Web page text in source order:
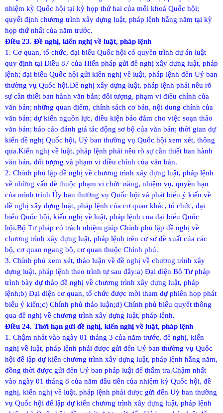
nhiệm kỳ Quốc hội tại kỳ họp thứ hai của mỗi khoá Quốc hội;
quyết định chương trình xây dựng luật, pháp lệnh hằng năm tại kỳ
họp thứ nhất của năm trước.
Điều 23. Đề nghị, kiến nghị về luật, pháp lệnh
1. Cơ quan, tổ chức, đại biểu Quốc hội có quyền trình dự án luật
quy định tại Điều 87 của Hiến pháp gửi đề nghị xây dựng luật, pháp
lệnh; đại biểu Quốc hội gửi kiến nghị về luật, pháp lệnh đến Uỷ ban
thường vụ Quốc hội.Đề nghị xây dựng luật, pháp lệnh phải nêu rõ
sự cần thiết ban hành văn bản; đối tượng, phạm vi điều chỉnh của
văn bản; những quan điểm, chính sách cơ bản, nội dung chính của
văn bản; dự kiến nguồn lực, điều kiện bảo đảm cho việc soạn thảo
văn bản; báo cáo đánh giá tác động sơ bộ của văn bản; thời gian dự
kiến đề nghị Quốc hội, Uỷ ban thường vụ Quốc hội xem xét, thông
qua.Kiến nghị về luật, pháp lệnh phải nêu rõ sự cần thiết ban hành
văn bản, đối tượng và phạm vi điều chỉnh của văn bản.
2. Chính phủ lập đề nghị về chương trình xây dựng luật, pháp lệnh
về những vấn đề thuộc phạm vi chức năng, nhiệm vụ, quyền hạn
của mình trình Ủy ban thường vụ Quốc hội và phát biểu ý kiến về
đề nghị xây dựng luật, pháp lệnh của cơ quan khác, tổ chức, đại
biểu Quốc hội, kiến nghị về luật, pháp lệnh của đại biểu Quốc
hội.Bộ Tư pháp có trách nhiệm giúp Chính phủ lập đề nghị về
chương trình xây dựng luật, pháp lệnh trên cơ sở đề xuất của các
bộ, cơ quan ngang bộ, cơ quan thuộc Chính phủ.
3. Chính phủ xem xét, thảo luận về đề nghị về chương trình xây
dựng luật, pháp lệnh theo trình tự sau đây:a) Đại diện Bộ Tư pháp
trình bày dự thảo đề nghị về chương trình xây dựng luật, pháp
lệnh;b) Đại diện cơ quan, tổ chức được mời tham dự phiên họp phát
biểu ý kiến;c) Chính phủ thảo luận;d) Chính phủ biểu quyết thông
qua đề nghị về chương trình xây dựng luật, pháp lệnh.
Điều 24. Thời hạn gửi đề nghị, kiến nghị về luật, pháp lệnh
1. Chậm nhất vào ngày 01 tháng 3 của năm trước, đề nghị, kiến
nghị về luật, pháp lệnh phải được gửi đến Uỷ ban thường vụ Quốc
hội để lập dự kiến chương trình xây dựng luật, pháp lệnh hằng năm,
đồng thời được gửi đến Uỷ ban pháp luật để thẩm tra.Chậm nhất
vào ngày 01 tháng 8 của năm đầu tiên của nhiệm kỳ Quốc hội, đề
nghị, kiến nghị về luật, pháp lệnh phải được gửi đến Uỷ ban thường
vụ Quốc hội để lập dự kiến chương trình xây dựng luật, pháp lệnh